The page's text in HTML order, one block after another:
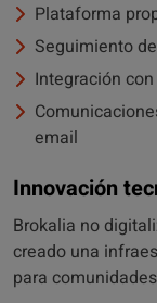
Plataforma
Seguimiento
Integración
email
Innovación
Brokalia no
creado una
para